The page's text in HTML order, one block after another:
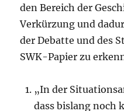
den Bereich der
Verkürzung und
der Debatte und des
SWK-Papier zu
„In der
dass bislang noch